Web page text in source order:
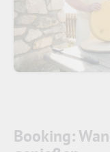
Booking: